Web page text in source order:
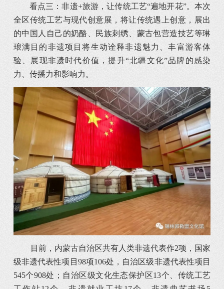
看点三：非遗+旅游，让传统工艺“遍地开花”。本次
全区传统工艺与现代创意展，将让传统遇上创意，展出
的中国人自己的奶酪、民族刺绣、蒙古包营造技艺等琳
琅满目的非遗项目将生动诠释非遗魅力、丰富游客体
验、展现非遗时代价值，提升“北疆文化”品牌的感染
力、传播力和影响力。
目前，内蒙古自治区共有人类非遗代表作2项，国家
级非遗代表性项目98项106处，自治区级非遗代表性项目
545个908处；自治区级文化生态保护区13个、传统工艺